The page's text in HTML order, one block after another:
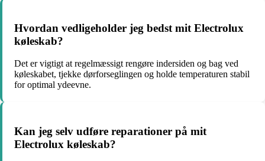
Hvordan vedligeholder jeg bedst mit Electrolux
køleskab?
Det er vigtigt at regelmæssigt rengøre indersiden og bag ved
køleskabet, tjekke dørforseglingen og holde temperaturen stabil
for optimal ydeevne.
Kan jeg selv udføre reparationer på mit
Electrolux køleskab?